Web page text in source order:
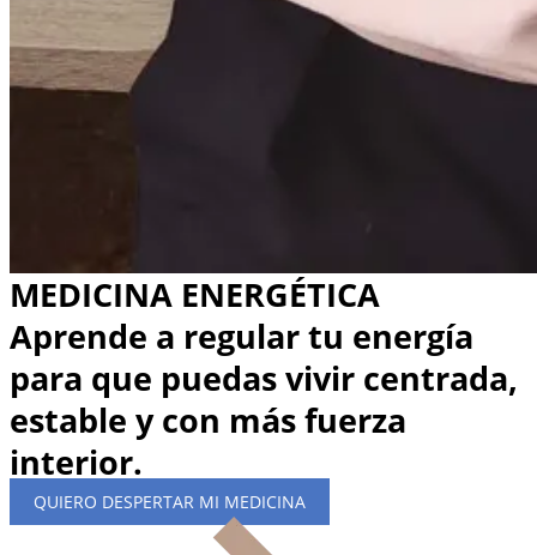
MEDICINA ENERGÉTICA
Aprende a regular tu energía
para que puedas vivir centrada,
estable y con más fuerza
interior.
QUIERO DESPERTAR MI MEDICINA